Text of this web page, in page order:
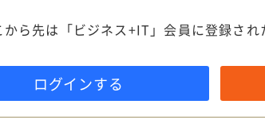
から先は「ビジネス+IT」会員に登録され
ログインする